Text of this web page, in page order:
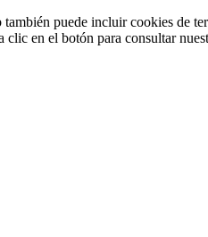
puede incluir cookies de
en el botón para consultar